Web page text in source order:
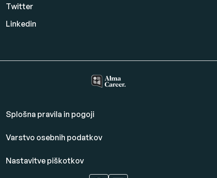
Twitter
Linkedin
Splošna pravila in pogoji
Varstvo osebnih podatkov
Nastavitve piškotkov